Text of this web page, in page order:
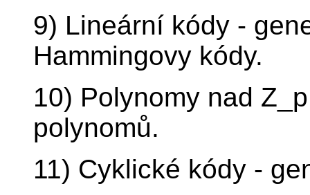
9) Lineární kódy -
Hammingovy kódy.
10) Polynomy nad
polynomů.
11) Cyklické kódy -